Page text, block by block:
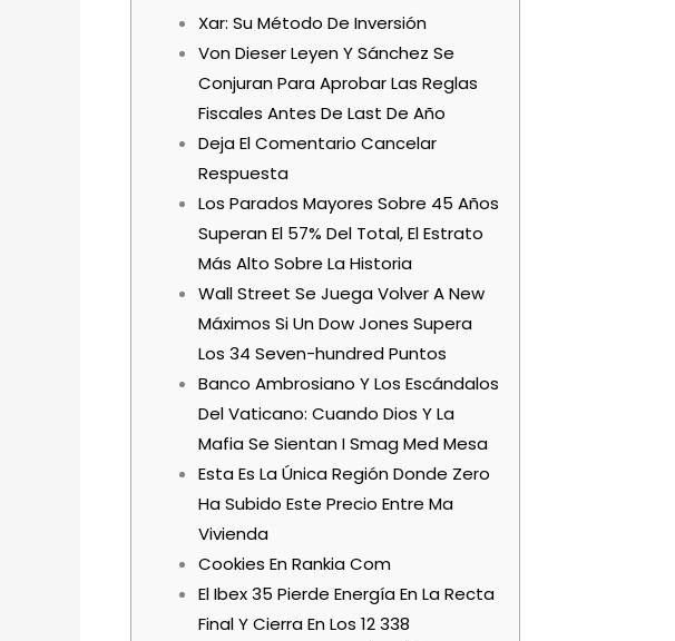
Xar: Su Método De Inversión
Von Dieser Leyen Y Sánchez Se
Conjuran Para Aprobar Las Reglas
Fiscales Antes De Last De Año
Deja El Comentario Cancelar
Respuesta
Los Parados Mayores Sobre 45 Años
Superan El 57% Del Total, El Estrato
Más Alto Sobre La Historia
Wall Street Se Juega Volver A New
Máximos Si Un Dow Jones Supera
Los 34 Seven-hundred Puntos
Banco Ambrosiano Y Los Escándalos
Del Vaticano: Cuando Dios Y La
Mafia Se Sientan I Smag Med Mesa
Esta Es La Única Región Donde Zero
Ha Subido Este Precio Entre Ma
Vivienda
Cookies En Rankia Com
El Ibex 35 Pierde Energía En La Recta
Final Y Cierra En Los 12 338